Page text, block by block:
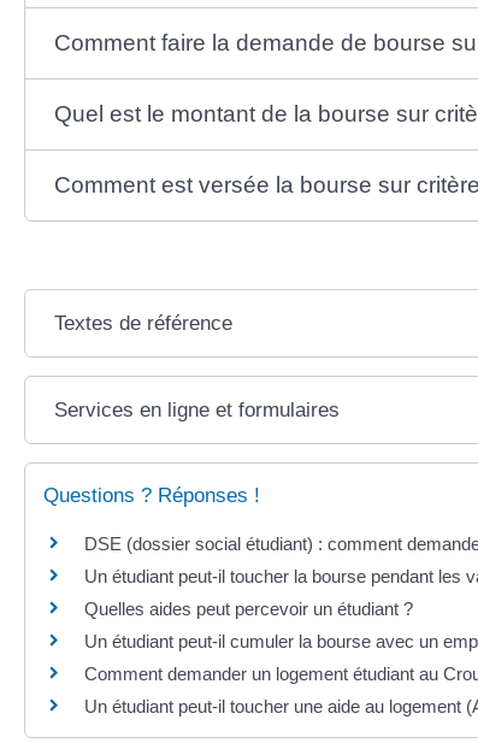
Comment faire la demande de bourse
Quel est le montant de la bourse sur
Comment est versée la bourse sur
Textes de référence
Services en ligne et formulaires
Questions ? Réponses !
DSE (dossier social étudiant) : comment
Un étudiant peut-il toucher la bourse pendant les
Quelles aides peut percevoir un étudiant ?
Un étudiant peut-il cumuler la bourse avec un
Comment demander un logement étudiant au
Un étudiant peut-il toucher une aide au logement